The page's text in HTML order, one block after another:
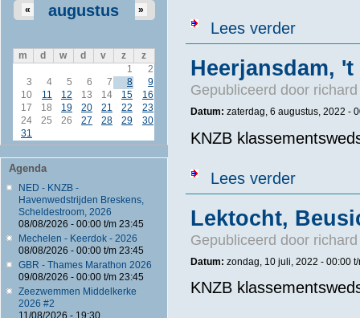
augustus
« »
m d w d v z
z
1
2
3
4 5 6 7 8
9
10
11 12 13 14 15
16
17
18 19 20 21 22
23
24
25 26 27 28 29
30
31
Agenda
NED - KNZB -
Havenwedstrijden Breskens,
Scheldestroom, 2026
08/08/2026 - 00:00t/m 23:45
Mechelen - Keerdok - 2026
08/08/2026 - 00:00t/m 23:45
GBR - Thames Marathon 2026
09/08/2026 - 00:00t/m 23:45
Zeezwemmen Middelkerke
2026 #2
11/08/2026 - 19:30
Lees verderover
Heerjansdam, 't
Gepubliceerd door
Datum: zaterdag, 6 augustus, 2022 -
KNZB
Lees verderover
Lektocht,
Gepubliceerd door
Datum: zondag, 10 juli, 2022 - 00:00t/
KNZB